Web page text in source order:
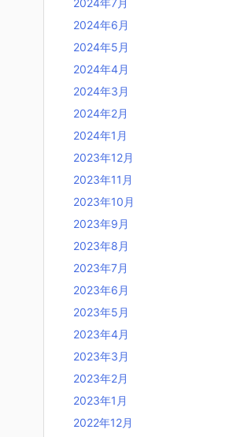
2024年7月
2024年6月
2024年5月
2024年4月
2024年3月
2024年2月
2024年1月
2023年12月
2023年11月
2023年10月
2023年9月
2023年8月
2023年7月
2023年6月
2023年5月
2023年4月
2023年3月
2023年2月
2023年1月
2022年12月